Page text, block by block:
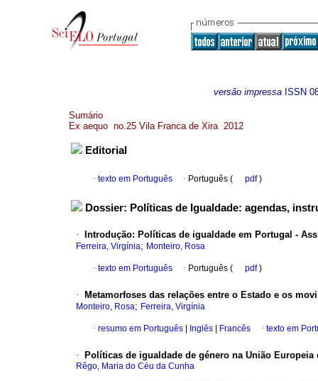
versão impressa ISSN
Sumário
Ex aequo no.25 Vila Franca de Xira 2012
Editorial
· texto em Português · Português ( pdf)
Dossier: Políticas de Igualdade: agendas,
· Introdução: Políticas de igualdade em Portugal -
Ferreira, Virgínia; Monteiro, Rosa
· texto em Português · Português ( pdf)
· Metamorfoses das relações entre o Estado e os
Monteiro, Rosa; Ferreira, Virgínia
· resumo em Português Inglês Francês · texto em
· Políticas de igualdade de género na União Europeia
Rêgo, Maria do Céu da Cunha